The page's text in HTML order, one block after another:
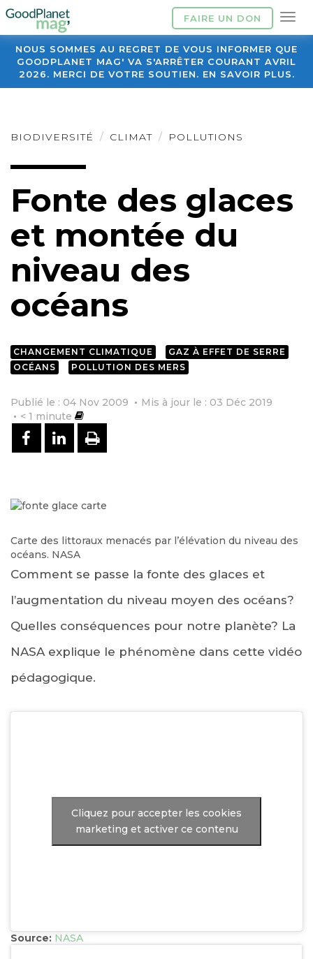
FAIRE UN DON
NOUS SOMMES AU REGRET DE VOUS INFORMER QUE
GOODPLANET MAG' VA S'ARRÊTER COURANT AVRIL
2026. MERCI DE VOTRE SOUTIEN. EN SAVOIR PLUS.
BIODIVERSITÉ CLIMAT POLLUTIONS
Fonte des glaces
et montée du
niveau des
océans
CHANGEMENT CLIMATIQUE
GAZ À EFFET DE SERRE
OCÉANS
POLLUTION DES MERS
Publié le : 04 Nov 2009
Mis à jour le : 03 Déc 2019
< 1 minute
PARTAGER SUR FACEBOOK
PARTAGER SUR LINKEDIN
IMPRIMER
Carte des littoraux menacés par l’élévation du niveau des
océans. NASA
Comment se passe la fonte des glaces et
l’augmentation du niveau moyen des océans?
Quelles conséquences pour notre planète? La
NASA explique le phénomène dans cette vidéo
pédagogique.
Cliquez pour accepter les cookies
marketing et activer ce contenu
Source: NASA